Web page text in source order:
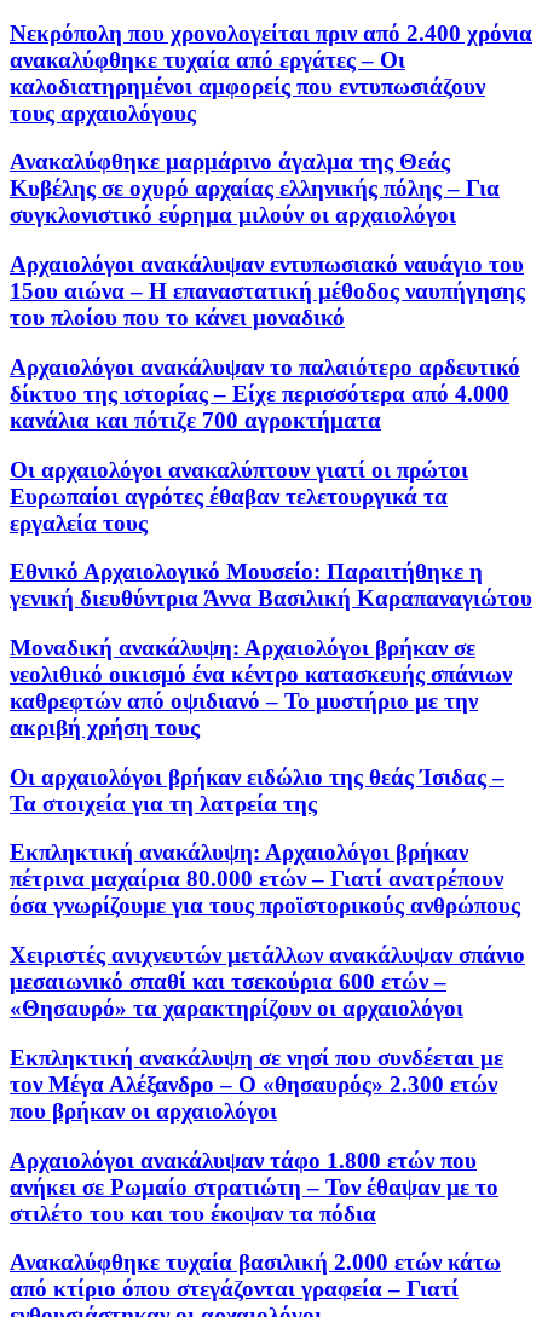
Νεκρόπολη που χρονολογείται πριν από 2.400 χρόνια
ανακαλύφθηκε τυχαία από εργάτες – Οι
καλοδιατηρημένοι αμφορείς που εντυπωσιάζουν
τους αρχαιολόγους
Ανακαλύφθηκε μαρμάρινο άγαλμα της Θεάς
Κυβέλης σε οχυρό αρχαίας ελληνικής πόλης – Για
συγκλονιστικό εύρημα μιλούν οι αρχαιολόγοι
Αρχαιολόγοι ανακάλυψαν εντυπωσιακό ναυάγιο του
15ου αιώνα – Η επαναστατική μέθοδος ναυπήγησης
του πλοίου που το κάνει μοναδικό
Αρχαιολόγοι ανακάλυψαν το παλαιότερο αρδευτικό
δίκτυο της ιστορίας – Είχε περισσότερα από 4.000
κανάλια και πότιζε 700 αγροκτήματα
Οι αρχαιολόγοι ανακαλύπτουν γιατί οι πρώτοι
Ευρωπαίοι αγρότες έθαβαν τελετουργικά τα
εργαλεία τους
Εθνικό Αρχαιολογικό Μουσείο: Παραιτήθηκε η
γενική διευθύντρια Άννα Βασιλική Καραπαναγιώτου
Μοναδική ανακάλυψη: Αρχαιολόγοι βρήκαν σε
νεολιθικό οικισμό ένα κέντρο κατασκευής σπάνιων
καθρεφτών από οψιδιανό – Το μυστήριο με την
ακριβή χρήση τους
Οι αρχαιολόγοι βρήκαν ειδώλιο της θεάς Ίσιδας –
Τα στοιχεία για τη λατρεία της
Εκπληκτική ανακάλυψη: Αρχαιολόγοι βρήκαν
πέτρινα μαχαίρια 80.000 ετών – Γιατί ανατρέπουν
όσα γνωρίζουμε για τους προϊστορικούς ανθρώπους
Χειριστές ανιχνευτών μετάλλων ανακάλυψαν σπάνιο
μεσαιωνικό σπαθί και τσεκούρια 600 ετών –
«Θησαυρό» τα χαρακτηρίζουν οι αρχαιολόγοι
Εκπληκτική ανακάλυψη σε νησί που συνδέεται με
τον Μέγα Αλέξανδρο – Ο «θησαυρός» 2.300 ετών
που βρήκαν οι αρχαιολόγοι
Αρχαιολόγοι ανακάλυψαν τάφο 1.800 ετών που
ανήκει σε Ρωμαίο στρατιώτη – Τον έθαψαν με το
στιλέτο του και του έκοψαν τα πόδια
Ανακαλύφθηκε τυχαία βασιλική 2.000 ετών κάτω
από κτίριο όπου στεγάζονται γραφεία – Γιατί